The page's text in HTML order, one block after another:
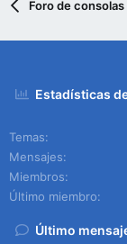
Foro de
Estadísticas
Temas
Mensajes
Miembros
Último miembro
Último